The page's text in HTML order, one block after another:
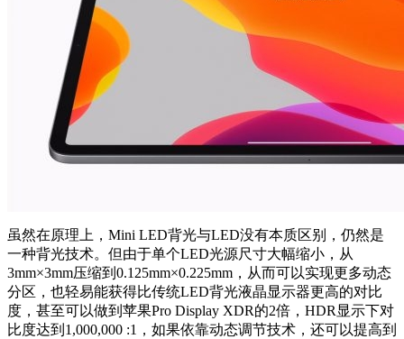
虽然在原理上，Mini LED背光与LED没有本质区别，仍然是
一种背光技术。但由于单个LED光源尺寸大幅缩小，从
3mm×3mm压缩到0.125mm×0.225mm，从而可以实现更多动态
分区，也轻易能获得比传统LED背光液晶显示器更高的对比
度，甚至可以做到苹果Pro Display XDR的2倍，HDR显示下对
比度达到1,000,000 :1，如果依靠动态调节技术，还可以提高到